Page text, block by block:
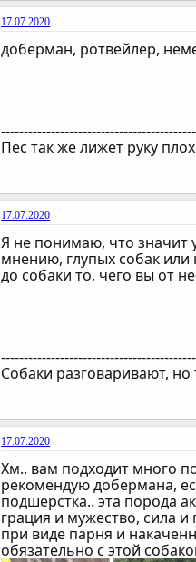
17.07.2020
доберман, ротвейлер,
-------------------------------------------
Пес так же лижет руку
17.07.2020
Я не понимаю, что значит
мнению, глупых собак или
до собаки то, чего вы от
-------------------------------------------
Собаки разговаривают, но
17.07.2020
Хм.. вам подходит много
рекомендую добермана,
подшерстка.. эта порода
грация и мужество, сила и
при виде парня и
обязательно с этой